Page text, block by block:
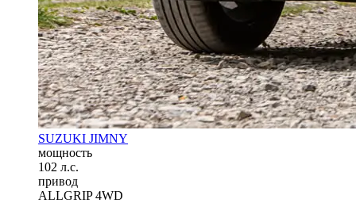
SUZUKI JIMNY
мощность
102 л.с.
привод
ALLGRIP 4WD